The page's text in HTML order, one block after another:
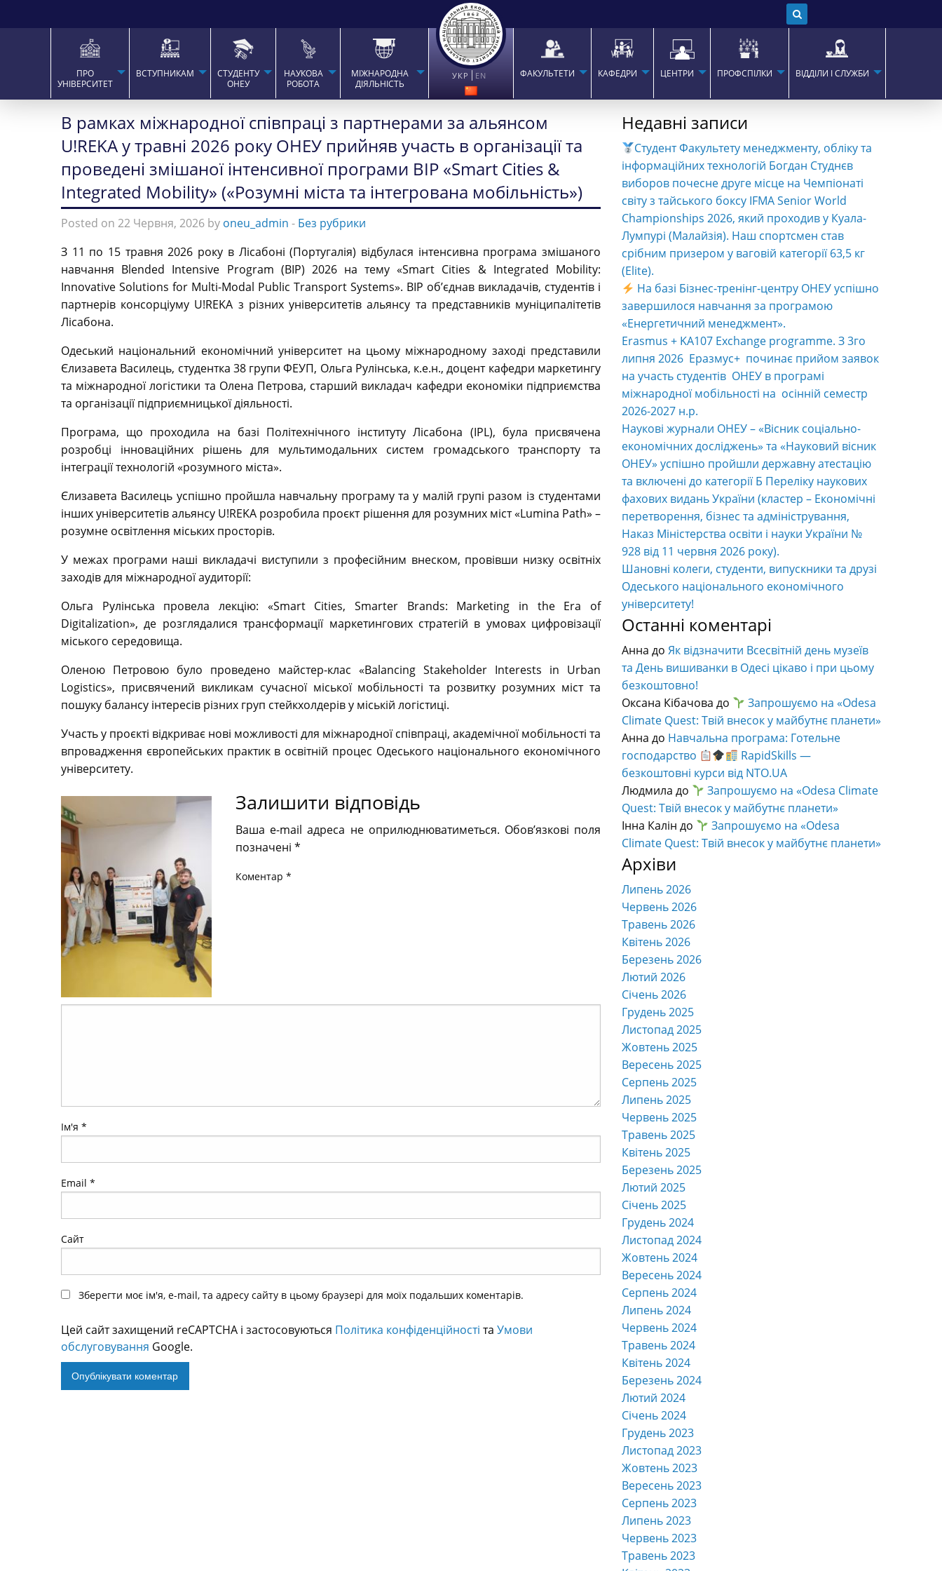
ПРО
УНІВЕРСИТЕТ
ВСТУПНИКАМ
СТУДЕНТУ
ОНЕУ
НАУКОВА
РОБОТА
МІЖНАРОДНА
ДІЯЛЬНІСТЬ
УКР EN ФАКУЛЬТЕТИ КАФЕДРИ ЦЕНТРИ ПРОФСПІЛКИ ВІДДІЛИ І СЛУЖБИ
В рамках міжнародної співпраці з партнерами за альянсом
U!REKA у травні 2026 року ОНЕУ прийняв участь в організації та
проведені змішаної інтенсивної програми BIP «Smart Cities &
Integrated Mobility» («Розумні міста та інтегрована мобільність»)
Posted on 22 Червня, 2026 by oneu_admin - Без рубрики
З 11 по 15 травня 2026 року в Лісабоні (Португалія) відбулася інтенсивна програма змішаного
навчання Blended Intensive Program (BIP) 2026 на тему «Smart Cities & Integrated Mobility:
Innovative Solutions for Multi-Modal Public Transport Systems». BIP об’єднав викладачів, студентів і
партнерів консорціуму U!REKA з різних університетів альянсу та представників муніципалітетів
Лісабона.
Одеський національний економічний університет на цьому міжнародному заході представили
Єлизавета Василець, студентка 38 групи ФЕУП, Ольга Рулінська, к.е.н., доцент кафедри маркетингу
та міжнародної логістики та Олена Петрова, старший викладач кафедри економіки підприємства
та організації підприємницької діяльності.
Програма, що проходила на базі Політехнічного інституту Лісабона (IPL), була присвячена
розробці інноваційних рішень для мультимодальних систем громадського транспорту та
інтеграції технологій «розумного міста».
Єлизавета Василець успішно пройшла навчальну програму та у малій групі разом із студентами
інших університетів альянсу U!REKA розробила проєкт рішення для розумних міст «Lumina Path» –
розумне освітлення міських просторів.
У межах програми наші викладачі виступили з професійним внеском, провівши низку освітніх
заходів для міжнародної аудиторії:
Ольга Рулінська провела лекцію: «Smart Cities, Smarter Brands: Marketing in the Era of
Digitalization», де розглядалися трансформації маркетингових стратегій в умовах цифровізації
міського середовища.
Оленою Петровою було проведено майстер-клас «Balancing Stakeholder Interests in Urban
Logistics», присвячений викликам сучасної міської мобільності та розвитку розумних міст та
пошуку балансу інтересів різних груп стейкхолдерів у міській логістиці.
Участь у проєкті відкриває нові можливості для міжнародної співпраці, академічної мобільності та
впровадження європейських практик в освітній процес Одеського національного економічного
університету.
Залишити відповідь
Ваша e-mail адреса не оприлюднюватиметься. Обов’язкові поля
позначені *
Коментар *
Ім'я *
Email *
Сайт
Зберегти моє ім'я, e-mail, та адресу сайту в цьому браузері для моїх подальших коментарів.
Цей сайт захищений reCAPTCHA і застосовуються Політика конфіденційності та Умови
обслуговування Google.
Недавні записи
Студент Факультету менеджменту, обліку та
інформаційних технологій Богдан Студнєв
виборов почесне друге місце на Чемпіонаті
світу з тайського боксу IFMA Senior World
Championships 2026, який проходив у Куала-
Лумпурі (Малайзія). Наш спортсмен став
срібним призером у ваговій категорії 63,5 кг
(Elite).
На базі Бізнес-тренінг-центру ОНЕУ успішно
завершилося навчання за програмою
«Енергетичний менеджмент».
Erasmus + KA107 Exchange programme. З 3го
липня 2026 Еразмус+ починає прийом заявок
на участь студентів ОНЕУ в програмі
міжнародної мобільності на осінній семестр
2026-2027 н.р.
Наукові журнали ОНЕУ – «Вісник соціально-
економічних досліджень» та «Науковий вісник
ОНЕУ» успішно пройшли державну атестацію
та включені до категорії Б Переліку наукових
фахових видань України (кластер – Економічні
перетворення, бізнес та адміністрування,
Наказ Міністерства освіти і науки України №
928 від 11 червня 2026 року).
Шановні колеги, студенти, випускники та друзі
Одеського національного економічного
університету!
Останні коментарі
Анна доЯк відзначити Всесвітній день музеїв
та День вишиванки в Одесі цікаво і при цьому
безкоштовно!
Оксана Кібачова до
Запрошуємо на «Odesa
Climate Quest: Твій внесок у майбутнє планети»
Анна до Навчальна програма: Готельне
господарство
RapidSkills —
безкоштовні курси від NTO.UA
Людмила до
Запрошуємо на «Odesa Climate
Quest: Твій внесок у майбутнє планети»
Інна Калін до
Запрошуємо на «Odesa
Climate Quest: Твій внесок у майбутнє планети»
Архіви
Липень 2026
Червень 2026
Травень 2026
Квітень 2026
Березень 2026
Лютий 2026
Січень 2026
Грудень 2025
Листопад 2025
Жовтень 2025
Вересень 2025
Серпень 2025
Липень 2025
Червень 2025
Травень 2025
Квітень 2025
Березень 2025
Лютий 2025
Січень 2025
Грудень 2024
Листопад 2024
Жовтень 2024
Вересень 2024
Серпень 2024
Липень 2024
Червень 2024
Травень 2024
Квітень 2024
Березень 2024
Лютий 2024
Січень 2024
Грудень 2023
Листопад 2023
Жовтень 2023
Вересень 2023
Серпень 2023
Липень 2023
Червень 2023
Травень 2023